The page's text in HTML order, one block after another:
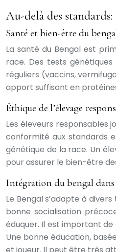
Au-delà des
Santé et bien-être du
La santé du Bengal est
race. Des tests
réguliers (vaccins,
apport suffisant en
Éthique de l’élevage
Les éleveurs responsables
conformité aux standards
génétique de la race. Un
pour assurer le bien-être
Intégration du bengal dans
Le Bengal s’adapte à
bonne socialisation
éduquer. Il est important de
Une bonne éducation,